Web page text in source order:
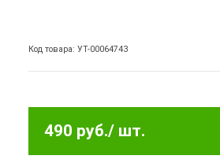
Код товара: УТ-00064743
490 руб./ шт.